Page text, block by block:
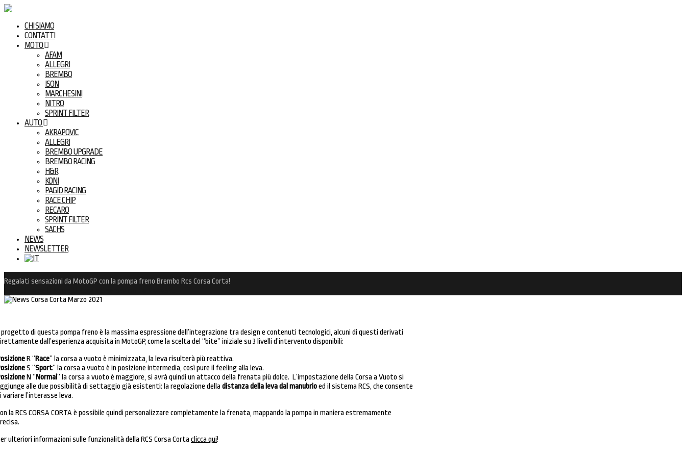
CHI SIAMO
CONTATTI
MOTO
AFAM
ALLEGRI
BREMBO
ISON
MARCHESINI
NITRO
SPRINT FILTER
AUTO
AKRAPOVIC
ALLEGRI
BREMBO UPGRADE
BREMBO RACING
H&R
KONI
PAGID RACING
RACE CHIP
RECARO
SPRINT FILTER
SACHS
NEWS
NEWSLETTER
Regalati sensazioni da MotoGP con la pompa freno Brembo Rcs Corsa Corta!
progetto di questa pompa freno è la massima espressione dell’integrazione tra design e contenuti tecnologici, alcuni di questi derivati
dall’esperienza acquisita in MotoGP, come la scelta del “bite” iniziale su 3 livelli d’intervento disponibili:
R “Race” la corsa a vuoto è minimizzata, la leva risulterà più reattiva.
S “Sport” la corsa a vuoto è in posizione intermedia, così pure il feeling alla leva.
N “Normal” la corsa a vuoto è maggiore, si avrà quindi un attacco della frenata più dolce. L’impostazione della Corsa a Vuoto si
alle due possibilità di settaggio già esistenti: la regolazione della distanza della leva dal manubrioed il sistema RCS, che consente
variare l’interasse leva.
la RCS CORSA CORTA è possibile quindi personalizzare completamente la frenata, mappando la pompa in maniera estremamente
ulteriori informazioni sulle funzionalità della RCS Corsa Corta clicca qui!